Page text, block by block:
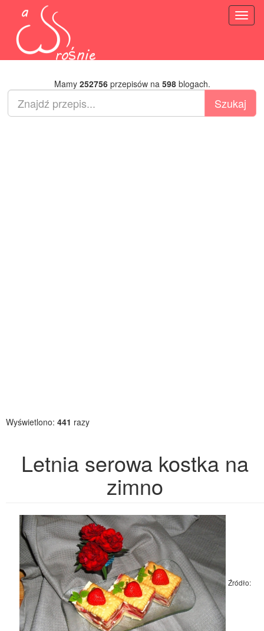
Mamy 252756przepisów na 598blogach.
Wyświetlono: 441 razy
Letnia serowa kostka na
zimno
Źródło: